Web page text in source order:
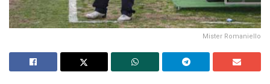
Mister Romaniello